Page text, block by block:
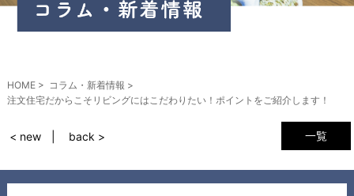
HOME
コラム・新着情報
注文住宅だからこそリビングにはこだわりたい！ポイントをご紹介します！
一覧
< new back >